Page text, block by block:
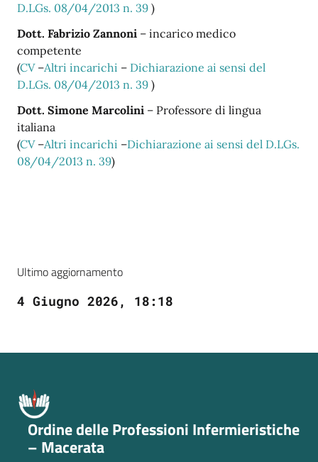
D.LGs. 08/04/2013 n. 39 )
Dott. Fabrizio Zannoni – incarico medico
competente
(CV–Altri incarichi – Dichiarazione ai sensi del
D.LGs. 08/04/2013 n. 39 )
Dott. Simone Marcolini – Professore di lingua
italiana
(CV–Altri incarichi –Dichiarazione ai sensi del D.LGs.
08/04/2013 n. 39)
Ultimo aggiornamento
4 Giugno 2026, 18:18
Ordine delle Professioni Infermieristiche
– Macerata